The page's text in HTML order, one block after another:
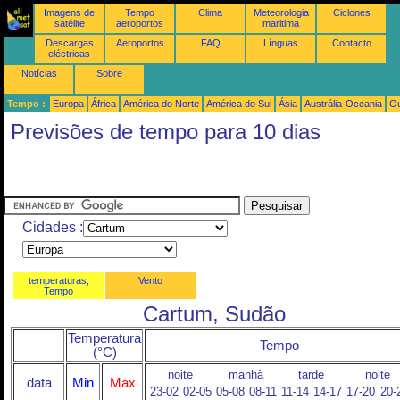
Imagens de
satélite
Tempo
aeroportos
Clima
Meteorologia
maritima
Ciclones
Descargas
eléctricas
Aeroportos FAQ Línguas Contacto
Notícias Sobre
Tempo : Europa África América do Norte América do Sul Ásia Austrália-Oceania
Previsões de tempo para 10 dias
Cidades :
temperaturas,
Tempo
Vento
Cartum, Sudão
Temperatura
(°C)
Tempo
data Min Max
noite manhã tarde
noite
23-02 02-05 05-08 08-11 11-14 14-17 17-20 20-